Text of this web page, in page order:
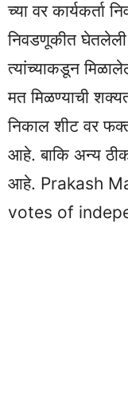
च्या वर कार्यकर्ता
निवडणूकीत
त्यांच्याकडून
मत मिळण्याची
निकाल शीट वर
आहे. बाकि अन्य
आहे. Prakash
votes of